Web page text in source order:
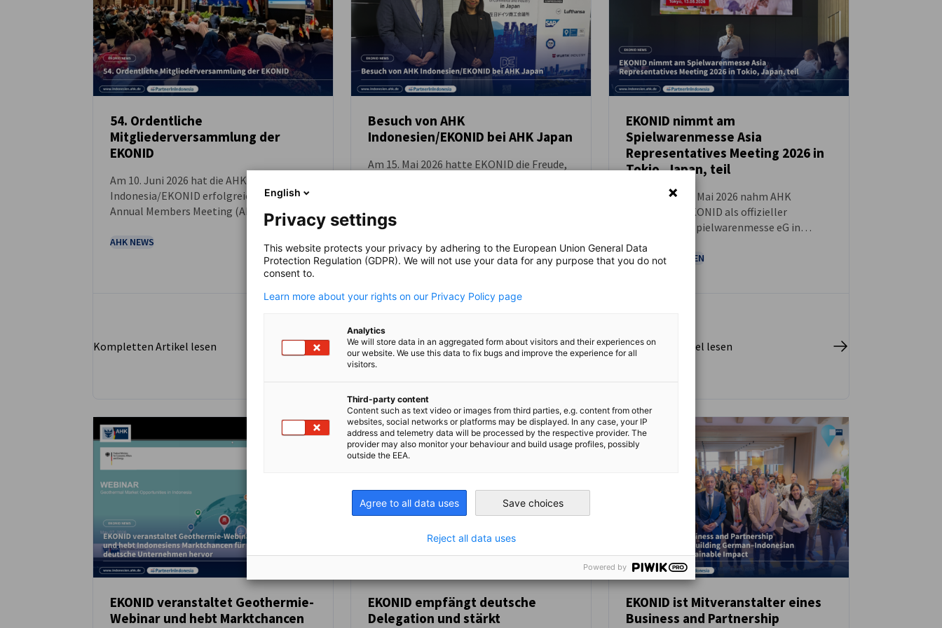
Institutionen in Kontakt zu treten, die
neuesten Technologien im Bereich
erneuerbare Energien kennenzulernen und
das Investitionspotenzial Indonesiens zu
fördern.
NEUIGKEITEN
54. Ordentliche
Mitgliederversammlung der
EKONID
Am 10. Juni 2026 hat die AHK
Indonesia/EKONID erfolgreich ihr 54.
Annual Members Meeting (AMM) im AYANA
Midplaza Jakarta ausgerichtet. Dabei
kamen mehr als 100 Mitglieder der
Wirtschaftsgemeinschaft zusammen.
AHK NEWS
Kompletten Artikel lesen
Besuch von AHK
Indonesien/EKONID bei AHK Japan
Am 15. Mai 2026 hatte EKONID die Freude,
Department von EKONID, und Dr. Lucas
Witoslawski, Chief Operating Officer /
Deputy Delegate of German Industry and
AHK NEWS
Kompletten Artikel lesen
NEUIGKEITEN
EKONID nimmt am
Spielwarenmesse Asia
Representatives Meeting 2026 in
Tokio, Japan, teil
Vom 12. bis 15. Mai 2026 nahm AHK
Indonesien/EKONID als offizieller
Vertreter der Spielwarenmesse eG in
Indonesien am Asia International
Representative Meeting in Tokio, Japan,
AHK NEWS MESSEN
Kompletten Artikel lesen
EKONID veranstaltet Geothermie-
Webinar und hebt Marktchancen
EKONID empfängt deutsche
Delegation und stärkt
EKONID ist Mitveranstalter eines
Business and Partnership
English
Privacy settings
This website protects your privacy by adhering to the European Union General Data
Protection Regulation (GDPR). We will not use your data for any purpose that you do not
consent to.
Learn more about your rights on our Privacy Policy page
Analytics
We will store data in an aggregated form about visitors and their experiences on
our website. We use this data to fix bugs and improve the experience for all
visitors.
Third-party content
Content such as text video or images from third parties, e.g. content from other
websites, social networks or platforms may be displayed. In any case, your IP
address and telemetry data will be processed by the respective provider. The
provider may also monitor your behaviour and build usage profiles, possibly
outside the EEA.
Agree to all data uses Save choices
Reject all data uses
Powered by